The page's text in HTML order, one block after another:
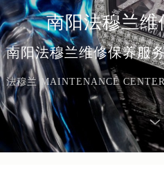
南阳法穆兰
南阳法穆兰维修保养服
法穆兰 MAINTENANCE